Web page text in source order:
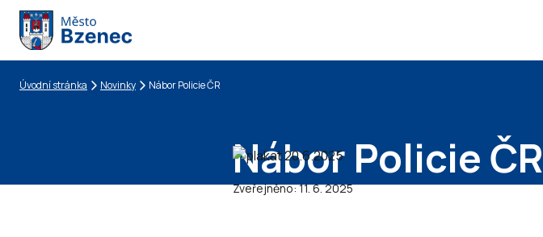
Drobečková navigace
Úvodní stránka Novinky Nábor Policie ČR
Nábor Policie ČR
Zveřejněno:11. 6. 2025